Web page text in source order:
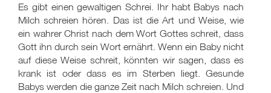
Es gibt einen gewaltigen Schrei. Ihr habt Babys nach
Milch schreien hören. Das ist die Art und Weise, wie
ein wahrer Christ nach dem Wort Gottes schreit, dass
Gott ihn durch sein Wort ernährt. Wenn ein Baby nicht
auf diese Weise schreit, könnten wir sagen, dass es
krank ist oder dass es im Sterben liegt. Gesunde
Babys werden die ganze Zeit nach Milch schreien. Und